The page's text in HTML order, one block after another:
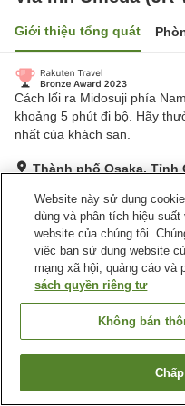
Giới thiệu tổng quát
Cách lối ra Midosuji phía
khoảng 5 phút đi bộ. Hãy
nhất của khách sạn.
Thành phố Osaka, Tỉnh
Rất tốt Đánh giá:838
Tiện nghi chỗ nghỉ
Spa / Salon
Cửa hàng tiện ích
Trang chủ
Via Inn Umeda (JR-West Japan
Tìm
Website này sử dụng
dùng và phân tích hiệu
website của chúng tôi.
việc bạn sử dụng website
mạng xã hội, quảng cáo và
sách quyền riêng tư
Không bán